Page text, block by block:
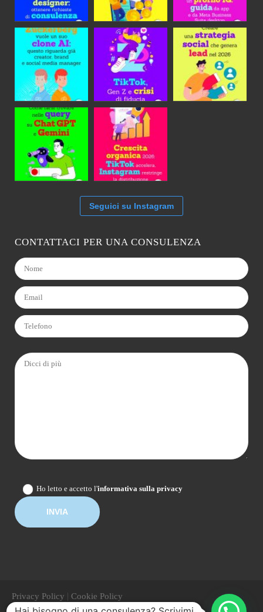
Seguici su Instagram
CONTATTACI PER UNA CONSULENZA
Ho letto e accetto l'informativa sulla privacy
Privacy Policy | Cookie Policy